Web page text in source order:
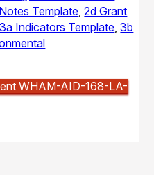
Template,2d Grant
3a Indicators Template,3b
WHAM-AID-168-LA-